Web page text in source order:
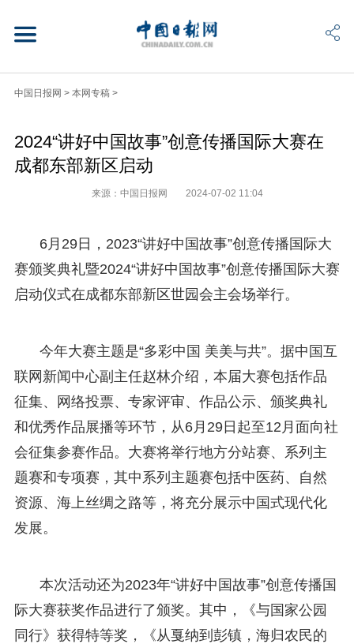
中国日报网 > 本网专稿 >
2024“讲好中国故事”创意传播国际大赛在
成都东部新区启动
来源：中国日报网 2024-07-02 11:04
6月29日，2023“讲好中国故事”创意传播国际大
赛颁奖典礼暨2024“讲好中国故事”创意传播国际大赛
启动仪式在成都东部新区世园会主会场举行。
今年大赛主题是“多彩中国 美美与共”。据中国互
联网新闻中心副主任赵林介绍，本届大赛包括作品
征集、网络投票、专家评审、作品公示、颁奖典礼
和优秀作品展播等环节，从6月29日起至12月面向社
会征集参赛作品。大赛将举行地方分站赛、系列主
题赛和专项赛，其中系列主题赛包括中医药、自然
资源、海上丝绸之路等，将充分展示中国式现代化
发展。
本次活动还为2023年“讲好中国故事”创意传播国
际大赛获奖作品进行了颁奖。其中，《与国家公园
同行》获得特等奖，《从戛纳到彭镇，海归农民的